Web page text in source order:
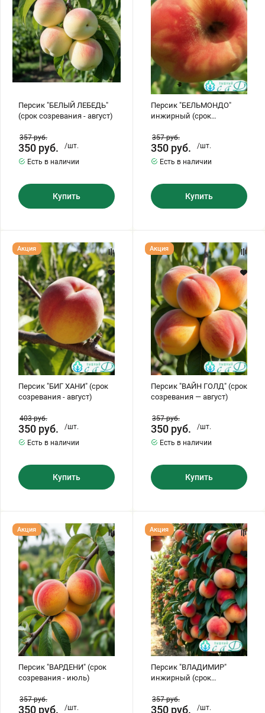
Шарафуга
Бирючина
Плющ
ПАМПАСНАЯ ТРАВА
Кизильник саженец
Олеандр саженцы
Экзотические растения
Декоративные саженцы
Клематис
Гвоздика саженцы
Хризантемы саженцы
Зелень и пряные травы
-
август)
Персик "БЕЛЫЙ ЛЕБЕДЬ"
(срок созревания - август)
357руб.
350 руб.
/шт.
Есть в наличии
Купить
август)
Персик "БЕЛЬМОНДО"
инжирный (срок
357руб.
350 руб.
/шт.
Есть в наличии
Купить
Персик
"БИГ
ХАНИ"
(срок
созревания
август)
Персик "БИГ ХАНИ" (срок
созревания - август)
Акция
403руб.
350 руб.
/шт.
Есть в наличии
Купить
Персик
"ВАЙН
ГОЛД"
(срок
созревания
август)
Персик "ВАЙН ГОЛД" (срок
созревания — август)
Акция
357руб.
350 руб.
/шт.
Есть в наличии
Купить
Персик
"ВАРДЕНИ"
(срок
созревания
июль)
Персик "ВАРДЕНИ" (срок
созревания - июль)
Акция
357руб.
350 руб.
/шт.
Персик
"ВЛАДИМИР"
инжирный
(срок
созревания
август)
Персик "ВЛАДИМИР"
инжирный (срок
Акция
357руб.
350 руб.
/шт.